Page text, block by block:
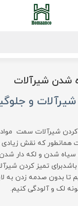
شدن شیرآلات
و
کردن شیرآلات سمت
همانطور که نقش زیادی
سیاه شدن و لکه دار
تمیز کردن
تا بدون صدمه زدن به
لک و آلودگی کنیم.